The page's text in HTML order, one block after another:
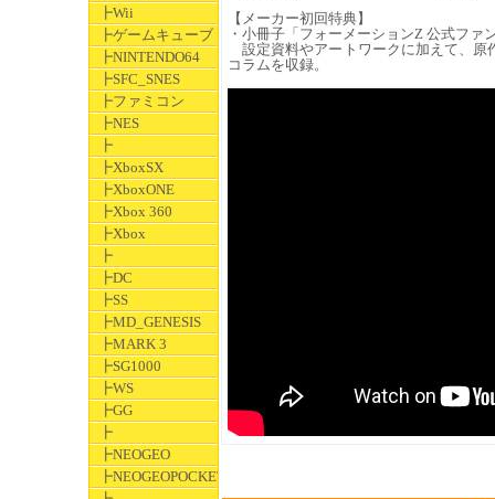
┣Wii
┣ゲームキューブ
┣NINTENDO64
┣SFC_SNES
┣ファミコン
┣NES
┣
┣XboxSX
┣XboxONE
┣Xbox 360
┣Xbox
┣
┣DC
┣SS
┣MD_GENESIS
┣MARK 3
┣SG1000
┣WS
┣GG
┣
┣NEOGEO
┣NEOGEOPOCKET
【メーカー初回特典】
・小冊子「フォーメーションZ 公式ファ
設定資料やアートワークに加えて、原
コラムを収録。